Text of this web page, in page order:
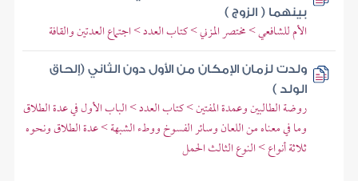
بينهما ( الزوج )
الأم للشافعي > مختصر المزني > كتاب العدد > اجتماع العدتين والقافة
ولدت لزمان الإمكان من الأول دون الثاني (إلحاق
الولد )
روضة الطالبين وعمدة المفتين > كتاب العدد > الباب الأول في عدة الطلاق
وما في معناه من اللعان وسائر الفسوخ ووطء الشبهة > عدة الطلاق ونحوه
ثلاثة أنواع > النوع الثالث الحمل